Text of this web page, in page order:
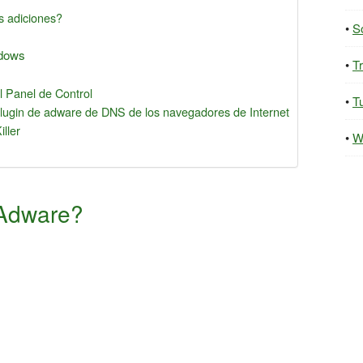
adiciones?
Panel de Control
de adware de DNS de los navegadores de Internet